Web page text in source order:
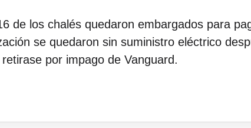
de los chalés quedaron embargados para
se quedaron sin suministro eléctrico
por impago de Vanguard.